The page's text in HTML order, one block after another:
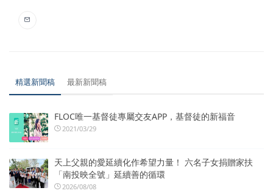
精選新聞稿 最新新聞稿
FLOC唯一基督徒專屬交友APP，基督徒的新福音
2021/03/29
天上父親的愛延續化作希望力量！ 六名子女捐贈家扶
「南投映全號」延續善的循環
2026/08/08